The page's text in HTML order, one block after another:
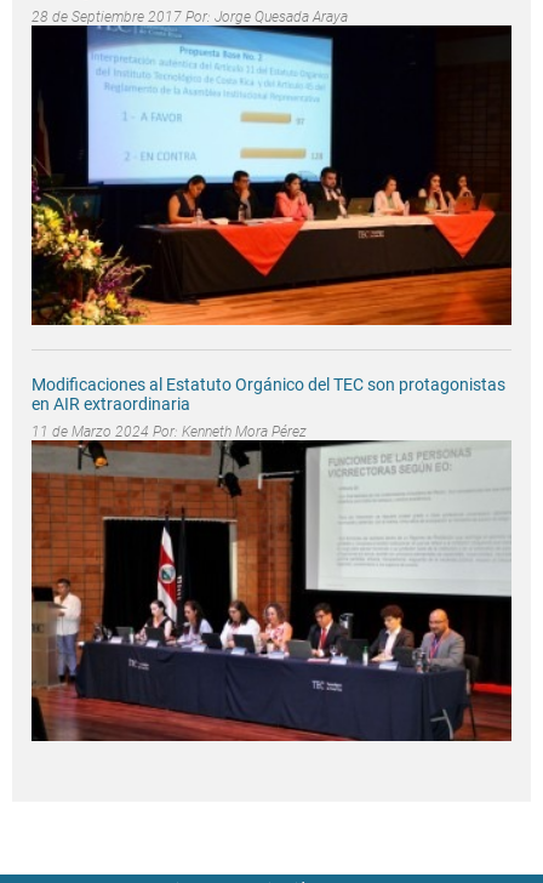
28 de Septiembre 2017 Por: Jorge Quesada Araya
Modificaciones al Estatuto Orgánico del TEC son protagonistas
en AIR extraordinaria
11 de Marzo 2024 Por: Kenneth Mora Pérez